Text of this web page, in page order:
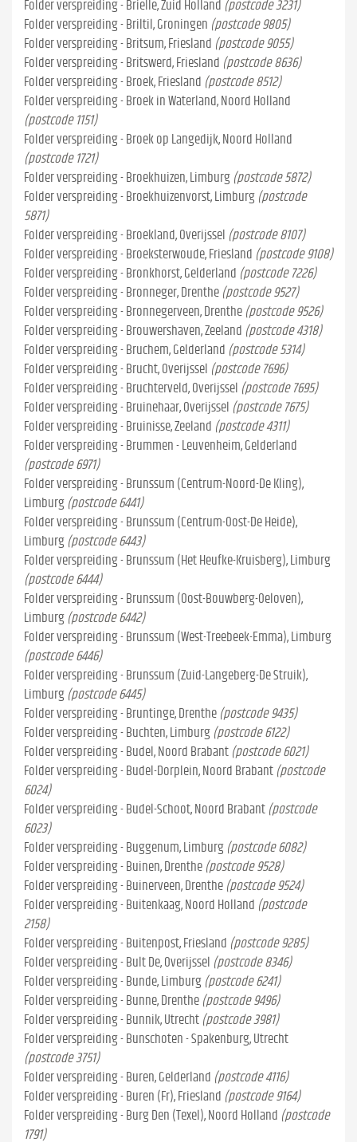
Folder verspreiding - Brielle, Zuid Holland (postcode 3231)
Folder verspreiding - Briltil, Groningen (postcode 9805)
Folder verspreiding - Britsum, Friesland (postcode 9055)
Folder verspreiding - Britswerd, Friesland (postcode 8636)
Folder verspreiding - Broek, Friesland (postcode 8512)
Folder verspreiding - Broek in Waterland, Noord Holland
(postcode 1151)
Folder verspreiding - Broek op Langedijk, Noord Holland
(postcode 1721)
Folder verspreiding - Broekhuizen, Limburg (postcode 5872)
Folder verspreiding - Broekhuizenvorst, Limburg (postcode
5871)
Folder verspreiding - Broekland, Overijssel (postcode 8107)
Folder verspreiding - Broeksterwoude, Friesland (postcode 9108)
Folder verspreiding - Bronkhorst, Gelderland (postcode 7226)
Folder verspreiding - Bronneger, Drenthe (postcode 9527)
Folder verspreiding - Bronnegerveen, Drenthe (postcode 9526)
Folder verspreiding - Brouwershaven, Zeeland (postcode 4318)
Folder verspreiding - Bruchem, Gelderland (postcode 5314)
Folder verspreiding - Brucht, Overijssel (postcode 7696)
Folder verspreiding - Bruchterveld, Overijssel (postcode 7695)
Folder verspreiding - Bruinehaar, Overijssel (postcode 7675)
Folder verspreiding - Bruinisse, Zeeland (postcode 4311)
Folder verspreiding - Brummen - Leuvenheim, Gelderland
(postcode 6971)
Folder verspreiding - Brunssum (Centrum-Noord-De Kling),
Limburg (postcode 6441)
Folder verspreiding - Brunssum (Centrum-Oost-De Heide),
Limburg (postcode 6443)
Folder verspreiding - Brunssum (Het Heufke-Kruisberg), Limburg
(postcode 6444)
Folder verspreiding - Brunssum (Oost-Bouwberg-Oeloven),
Limburg (postcode 6442)
Folder verspreiding - Brunssum (West-Treebeek-Emma), Limburg
(postcode 6446)
Folder verspreiding - Brunssum (Zuid-Langeberg-De Struik),
Limburg (postcode 6445)
Folder verspreiding - Bruntinge, Drenthe (postcode 9435)
Folder verspreiding - Buchten, Limburg (postcode 6122)
Folder verspreiding - Budel, Noord Brabant (postcode 6021)
Folder verspreiding - Budel-Dorplein, Noord Brabant (postcode
6024)
Folder verspreiding - Budel-Schoot, Noord Brabant (postcode
6023)
Folder verspreiding - Buggenum, Limburg (postcode 6082)
Folder verspreiding - Buinen, Drenthe (postcode 9528)
Folder verspreiding - Buinerveen, Drenthe (postcode 9524)
Folder verspreiding - Buitenkaag, Noord Holland (postcode
2158)
Folder verspreiding - Buitenpost, Friesland (postcode 9285)
Folder verspreiding - Bult De, Overijssel (postcode 8346)
Folder verspreiding - Bunde, Limburg (postcode 6241)
Folder verspreiding - Bunne, Drenthe (postcode 9496)
Folder verspreiding - Bunnik, Utrecht (postcode 3981)
Folder verspreiding - Bunschoten - Spakenburg, Utrecht
(postcode 3751)
Folder verspreiding - Buren, Gelderland (postcode 4116)
Folder verspreiding - Buren (Fr), Friesland (postcode 9164)
Folder verspreiding - Burg Den (Texel), Noord Holland (postcode
1791)